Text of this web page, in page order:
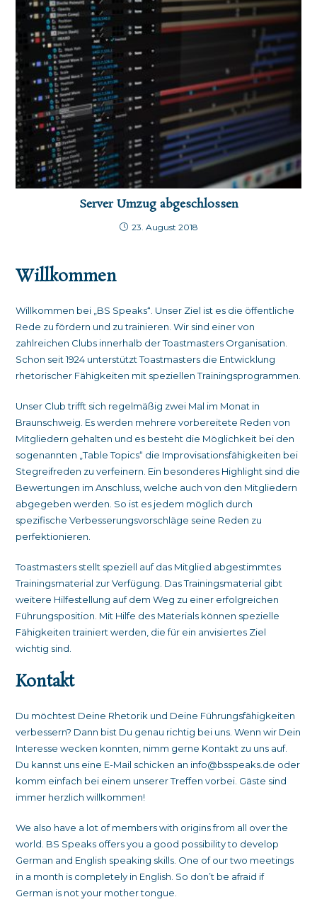
Server Umzug abgeschlossen
23. August 2018
Willkommen
Willkommen bei „BS Speaks“. Unser Ziel ist es die öffentliche
Rede zu fördern und zu trainieren. Wir sind einer von
zahlreichen Clubs innerhalb der Toastmasters Organisation.
Schon seit 1924 unterstützt Toastmasters die Entwicklung
rhetorischer Fähigkeiten mit speziellen Trainingsprogrammen.
Unser Club trifft sich regelmäßig zwei Mal im Monat in
Braunschweig. Es werden mehrere vorbereitete Reden von
Mitgliedern gehalten und es besteht die Möglichkeit bei den
sogenannten „Table Topics“ die Improvisationsfähigkeiten bei
Stegreifreden zu verfeinern. Ein besonderes Highlight sind die
Bewertungen im Anschluss, welche auch von den Mitgliedern
abgegeben werden. So ist es jedem möglich durch
spezifische Verbesserungsvorschläge seine Reden zu
perfektionieren.
Toastmasters stellt speziell auf das Mitglied abgestimmtes
Trainingsmaterial zur Verfügung. Das Trainingsmaterial gibt
weitere Hilfestellung auf dem Weg zu einer erfolgreichen
Führungsposition. Mit Hilfe des Materials können spezielle
Fähigkeiten trainiert werden, die für ein anvisiertes Ziel
wichtig sind.
Kontakt
Du möchtest Deine Rhetorik und Deine Führungsfähigkeiten
verbessern? Dann bist Du genau richtig bei uns. Wenn wir Dein
Interesse wecken konnten, nimm gerne Kontakt zu uns auf.
Du kannst uns eine E-Mail schicken an info@bsspeaks.de oder
komm einfach bei einem unserer Treffen vorbei. Gäste sind
immer herzlich willkommen!
We also have a lot of members with origins from all over the
world. BS Speaks offers you a good possibility to develop
German and English speaking skills. One of our two meetings
in a month is completely in English. So don’t be afraid if
German is not your mother tongue.